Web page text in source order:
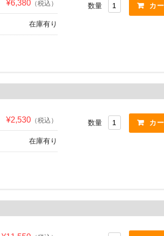
¥6,380 （税込）
在庫有り
数量
¥2,530 （税込）
在庫有り
数量